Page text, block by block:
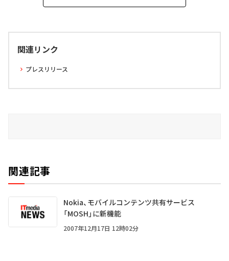
関連リンク
プレスリリース
関連記事
Nokia、モバイルコンテンツ共有サービス
「MOSH」に新機能
2007年12月17日 12時02分